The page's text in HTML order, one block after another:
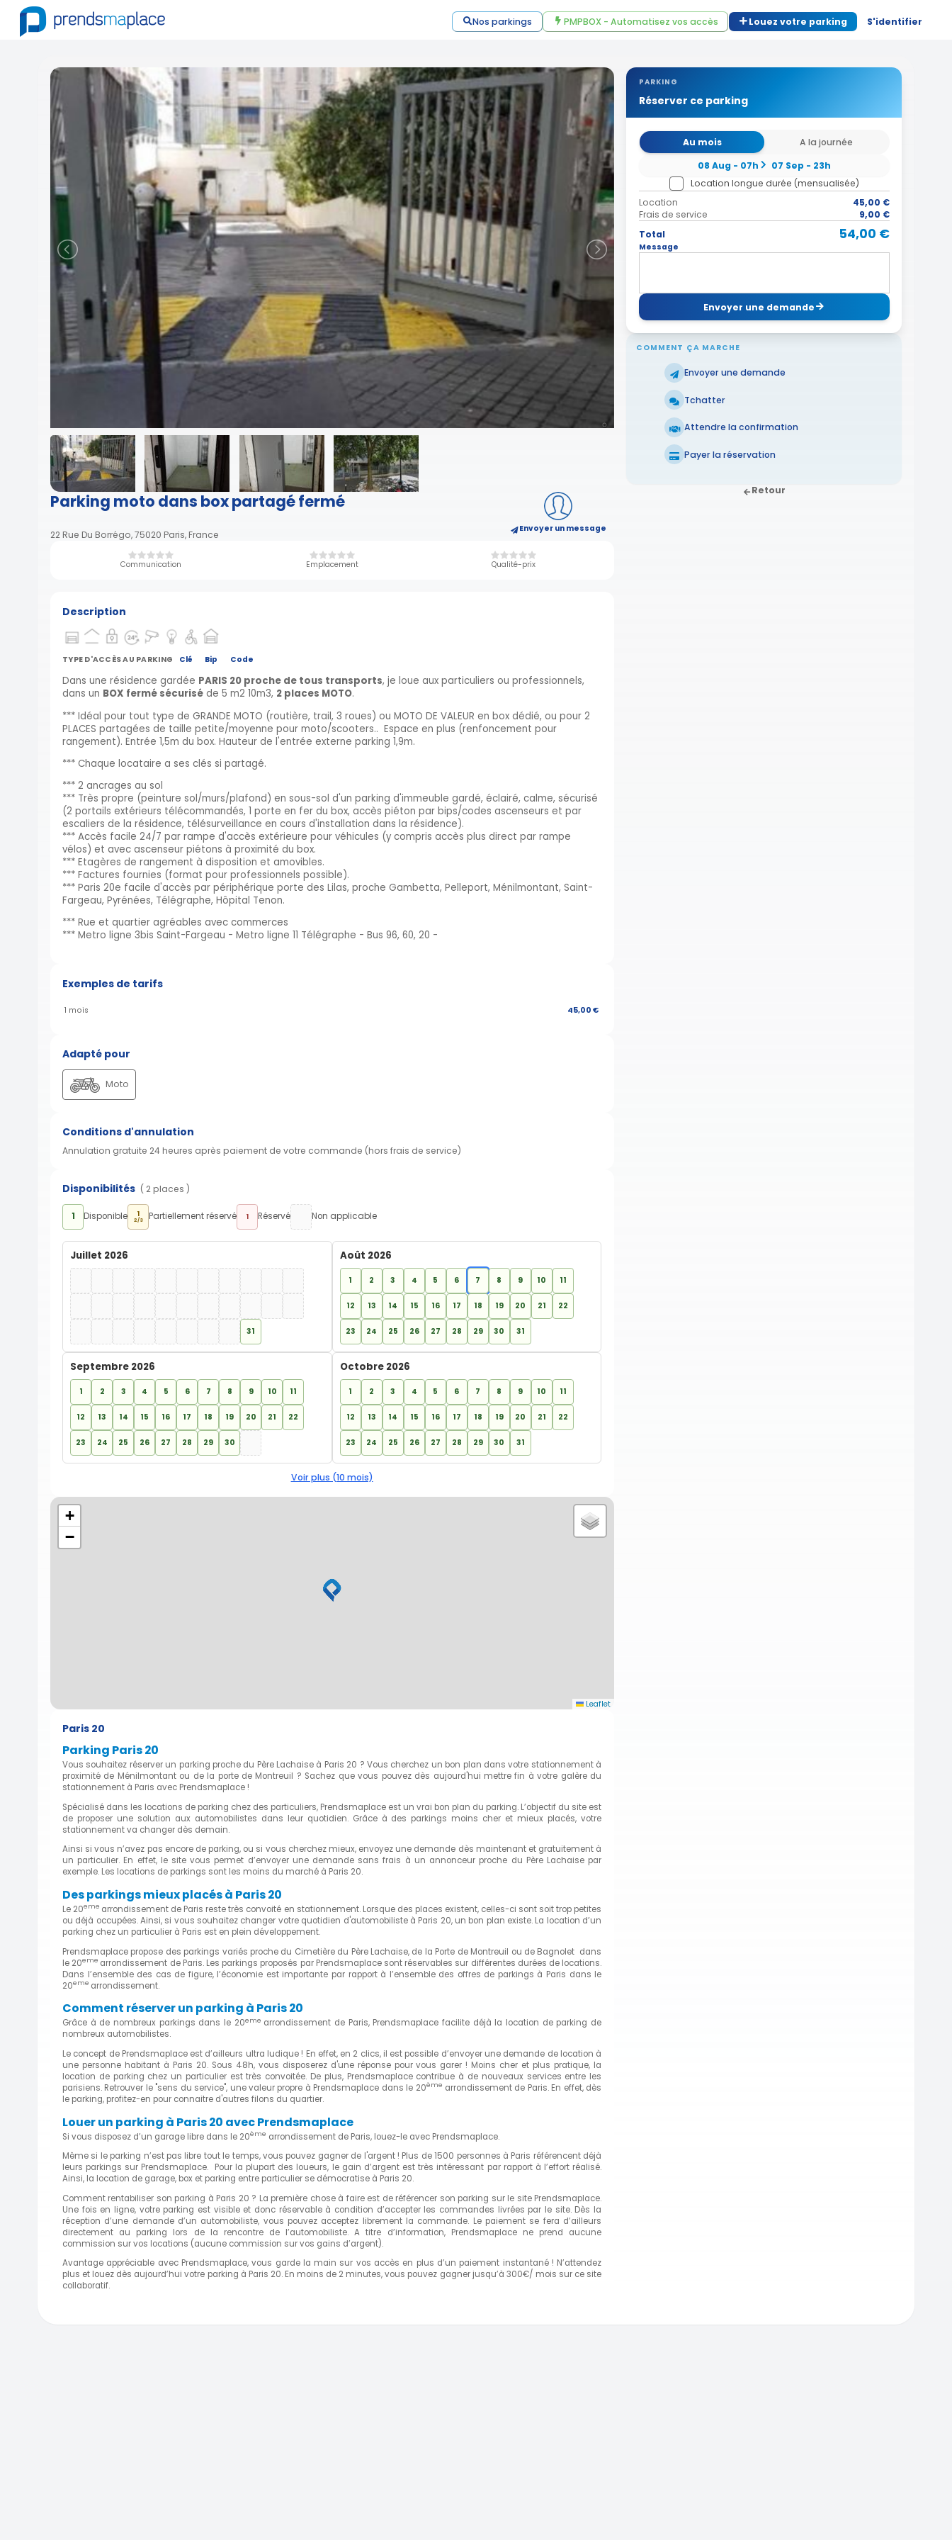
Nos parkings PMPBOX - Automatisez vos accès Louez votre parking S'identifier
Parking moto dans box partagé fermé
22 Rue Du Borrégo, 75020 Paris, France Envoyer un message
Communication Emplacement Qualité-prix
PARKING
Réserver ce parking
Au mois
A la journée
08 Aug - 07h
07 Sep - 23h
Location longue durée (mensualisée)
Location
45,00 €
Frais de service
9,00 €
Total
54,00 €
Message
Envoyer une demande
COMMENT ÇA MARCHE
Envoyer une demande
Tchatter
Attendre la confirmation
Payer la réservation
Retour
Description
TYPE D'ACCÈS AU PARKING Clé Bip Code
Dans une résidence gardée PARIS 20 proche de tous transports, je loue aux particuliers ou professionnels,
dans un BOX fermé sécurisé de 5 m2 10m3, 2 places MOTO.
*** Idéal pour tout type de GRANDE MOTO (routière, trail, 3 roues) ou MOTO DE VALEUR en box dédié, ou pour 2
PLACES partagées de taille petite/moyenne pour moto/scooters.. Espace en plus (renfoncement pour
rangement). Entrée 1,5m du box. Hauteur de l'entrée externe parking 1,9m.
*** Chaque locataire a ses clés si partagé.
*** 2 ancrages au sol
*** Très propre (peinture sol/murs/plafond) en sous-sol d'un parking d'immeuble gardé, éclairé, calme, sécurisé
(2 portails extérieurs télécommandés, 1 porte en fer du box, accès piéton par bips/codes ascenseurs et par
escaliers de la résidence, télésurveillance en cours d'installation dans la résidence).
*** Accès facile 24/7 par rampe d'accès extérieure pour véhicules (y compris accès plus direct par rampe
vélos) et avec ascenseur piétons à proximité du box.
*** Etagères de rangement à disposition et amovibles.
*** Factures fournies (format pour professionnels possible).
*** Paris 20e facile d'accès par périphérique porte des Lilas, proche Gambetta, Pelleport, Ménilmontant, Saint-
Fargeau, Pyrénées, Télégraphe, Hôpital Tenon.
*** Rue et quartier agréables avec commerces
*** Metro ligne 3bis Saint-Fargeau - Metro ligne 11 Télégraphe - Bus 96, 60, 20 -
Exemples de tarifs
1 mois 45,00 €
Adapté pour
Moto
Conditions d'annulation
Annulation gratuite 24 heures après paiement de votre commande (hors frais de service)
Disponibilités ( 2 places )
1 Disponible 1
2/3 Partiellement réservé 1 Réservé Non applicable
Juillet 2026
31
Août 2026
1 2 3 4 5 6 7 8 9 10 11
12 13 14 15 16 17 18 19 20 21 22
23 24 25 26 27 28 29 30 31
Septembre 2026
1 2 3 4 5 6 7 8 9 10 11
12 13 14 15 16 17 18 19 20 21 22
23 24 25 26 27 28 29 30
Octobre 2026
1 2 3 4 5 6 7 8 9 10 11
12 13 14 15 16 17 18 19 20 21 22
23 24 25 26 27 28 29 30 31
Voir plus (10 mois)
+
−
Leaflet
Paris 20
Parking Paris 20
Vous souhaitez réserver un parking proche du Père Lachaise à Paris 20 ? Vous cherchez un bon plan dans votre stationnement à
proximité de Ménilmontant ou de la porte de Montreuil ? Sachez que vous pouvez dès aujourd'hui mettre fin à votre galère du
stationnement à Paris avec Prendsmaplace !
Spécialisé dans les locations de parking chez des particuliers, Prendsmaplace est un vrai bon plan du parking. L’objectif du site est
de proposer une solution aux automobilistes dans leur quotidien. Grâce à des parkings moins cher et mieux placés, votre
stationnement va changer dès demain.
Ainsi si vous n’avez pas encore de parking, ou si vous cherchez mieux, envoyez une demande dès maintenant et gratuitement à
un particulier. En effet, le site vous permet d’envoyer une demande sans frais à un annonceur proche du Père Lachaise par
exemple. Les locations de parkings sont les moins du marché à Paris 20.
Des parkings mieux placés à Paris 20
Le 20eme arrondissement de Paris reste très convoité en stationnement. Lorsque des places existent, celles-ci sont soit trop petites
ou déjà occupées. Ainsi, si vous souhaitez changer votre quotidien d'automobiliste à Paris 20, un bon plan existe. La location d’un
parking chez un particulier à Paris est en plein développement.
Prendsmaplace propose des parkings variés proche du Cimetière du Père Lachaise, de la Porte de Montreuil ou de Bagnolet dans
le 20eme arrondissement de Paris. Les parkings proposés par Prendsmaplace sont réservables sur différentes durées de locations.
Dans l’ensemble des cas de figure, l’économie est importante par rapport à l’ensemble des offres de parkings à Paris dans le
20eme arrondissement.
Comment réserver un parking à Paris 20
Grâce à de nombreux parkings dans le 20eme arrondissement de Paris, Prendsmaplace facilite déjà la location de parking de
nombreux automobilistes.
Le concept de Prendsmaplace est d’ailleurs ultra ludique ! En effet, en 2 clics, il est possible d’envoyer une demande de location à
une personne habitant à Paris 20. Sous 48h, vous disposerez d'une réponse pour vous garer ! Moins cher et plus pratique, la
location de parking chez un particulier est très convoitée. De plus, Prendsmaplace contribue à de nouveaux services entre les
parisiens. Retrouver le "sens du service", une valeur propre à Prendsmaplace dans le 20ème arrondissement de Paris. En effet, dès
le parking, profitez-en pour connaitre d'autres filons du quartier.
Louer un parking à Paris 20 avec Prendsmaplace
Si vous disposez d’un garage libre dans le 20ème arrondissement de Paris, louez-le avec Prendsmaplace.
Même si le parking n’est pas libre tout le temps, vous pouvez gagner de l'argent ! Plus de 1500 personnes à Paris référencent déjà
leurs parkings sur Prendsmaplace. Pour la plupart des loueurs, le gain d’argent est très intéressant par rapport à l’effort réalisé.
Ainsi, la location de garage, box et parking entre particulier se démocratise à Paris 20.
Comment rentabiliser son parking à Paris 20 ? La première chose à faire est de référencer son parking sur le site Prendsmaplace.
Une fois en ligne, votre parking est visible et donc réservable à condition d’accepter les commandes livrées par le site. Dès la
réception d’une demande d’un automobiliste, vous pouvez acceptez librement la commande. Le paiement se fera d’ailleurs
directement au parking lors de la rencontre de l’automobiliste. A titre d’information, Prendsmaplace ne prend aucune
commission sur vos locations (aucune commission sur vos gains d’argent).
Avantage appréciable avec Prendsmaplace, vous garde la main sur vos accès en plus d’un paiement instantané ! N’attendez
plus et louez dès aujourd’hui votre parking à Paris 20. En moins de 2 minutes, vous pouvez gagner jusqu’à 300€/ mois sur ce site
collaboratif.